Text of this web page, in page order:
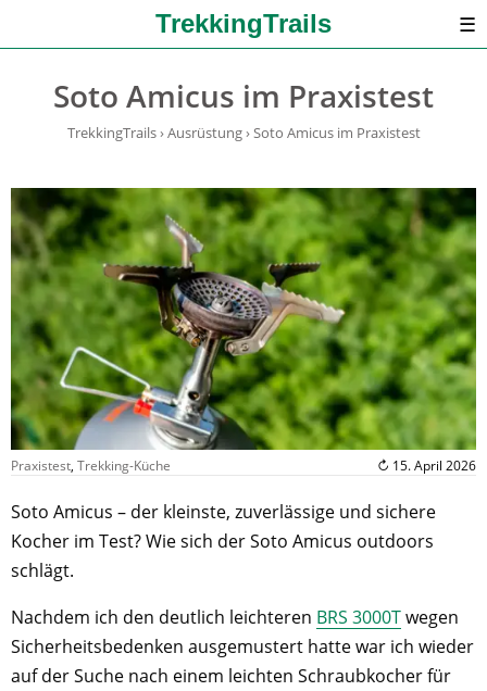
TrekkingTrails ☰
Soto Amicus im Praxistest
TrekkingTrails›Ausrüstung›Soto Amicus im Praxistest
Praxistest, Trekking-Küche ↻ 15. April 2026
Soto Amicus – der kleinste, zuverlässige und sichere
Kocher im Test? Wie sich der Soto Amicus outdoors
schlägt.
Nachdem ich den deutlich leichteren BRS 3000Twegen
Sicherheitsbedenken ausgemustert hatte war ich wieder
auf der Suche nach einem leichten Schraubkocher für